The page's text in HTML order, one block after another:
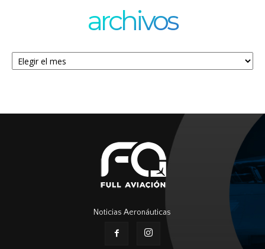
archivos
Archivos
Noticias Aeronáuticas